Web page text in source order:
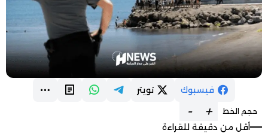
فيسبوك تويتر
حجم الخط +
-
أقل من دقيقة للقراءة